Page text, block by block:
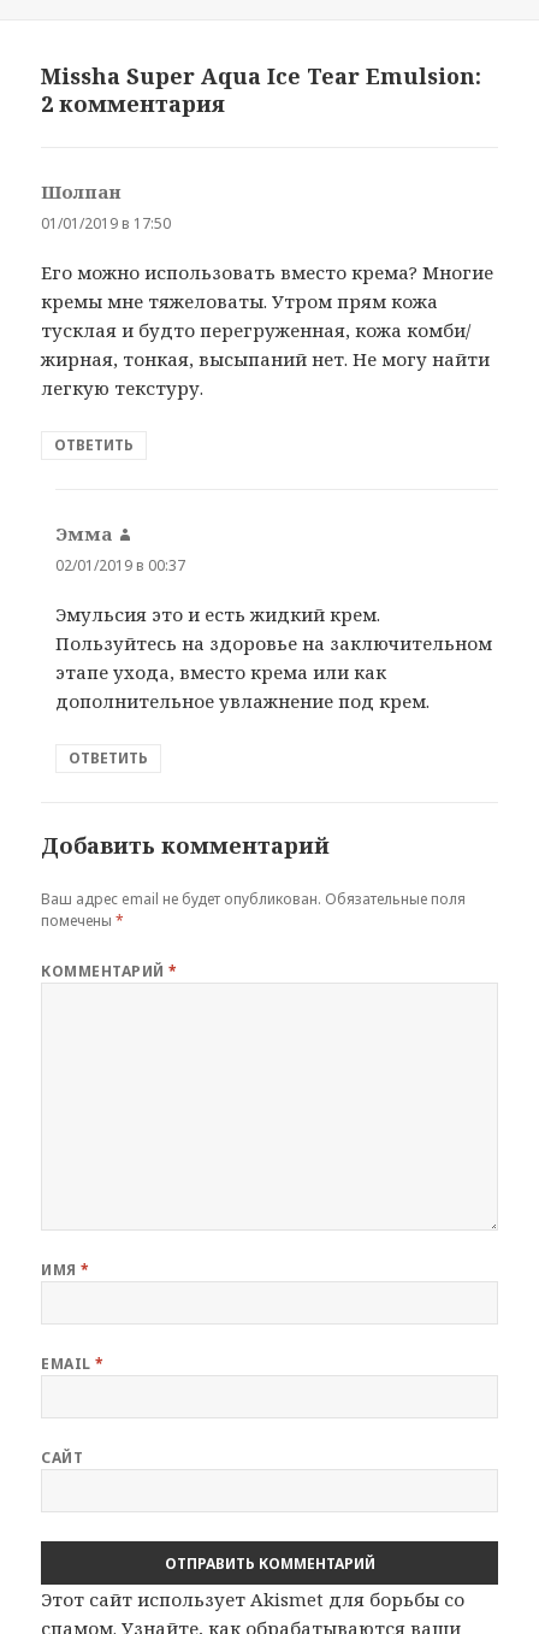
Missha Super Aqua Ice Tear Emulsion:
2 комментария
Шолпан
01/01/2019 в 17:50
Его можно использовать вместо крема? Многие
кремы мне тяжеловаты. Утром прям кожа
тусклая и будто перегруженная, кожа комби/
жирная, тонкая, высыпаний нет. Не могу найти
легкую текстуру.
ОТВЕТИТЬ
Эмма
02/01/2019 в 00:37
Эмульсия это и есть жидкий крем.
Пользуйтесь на здоровье на заключительном
этапе ухода, вместо крема или как
дополнительное увлажнение под крем.
ОТВЕТИТЬ
Добавить комментарий
Ваш адрес email не будет опубликован. Обязательные поля
помечены*
КОММЕНТАРИЙ*
ИМЯ*
EMAIL*
САЙТ
Этот сайт использует Akismet для борьбы со
спамом.Узнайте, как обрабатываются ваши